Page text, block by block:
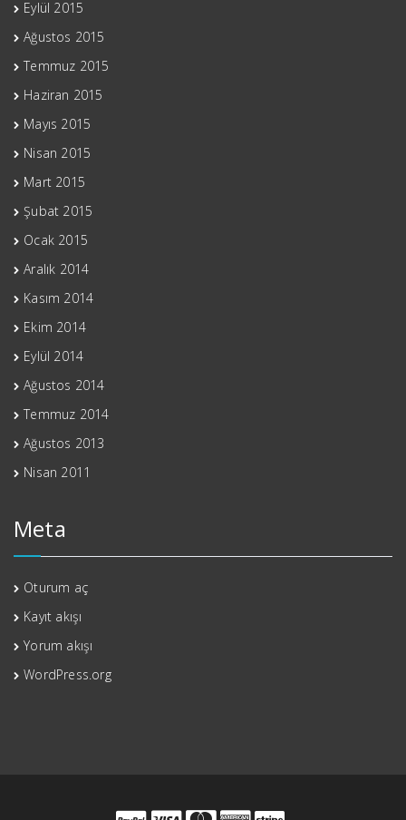
Eylül 2015
Ağustos 2015
Temmuz 2015
Haziran 2015
Mayıs 2015
Nisan 2015
Mart 2015
Şubat 2015
Ocak 2015
Aralık 2014
Kasım 2014
Ekim 2014
Eylül 2014
Ağustos 2014
Temmuz 2014
Ağustos 2013
Nisan 2011
Meta
Oturum aç
Kayıt akışı
Yorum akışı
WordPress.org